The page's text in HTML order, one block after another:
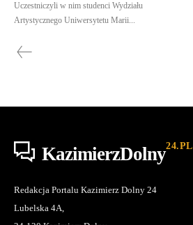
Uczestniczyli w nim studenci Wydziału
Artystycznego Uniwersytetu Marii...
KazimierzDolny24.PL
Redakcja Portalu Kazimierz Dolny 24
Lubelska 4A,